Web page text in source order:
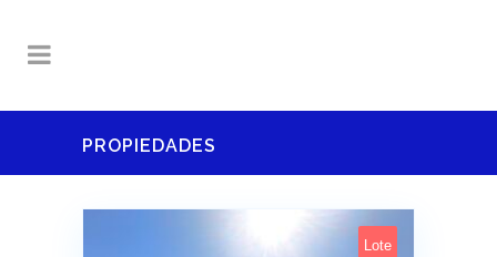
PROPIEDADES
Lote